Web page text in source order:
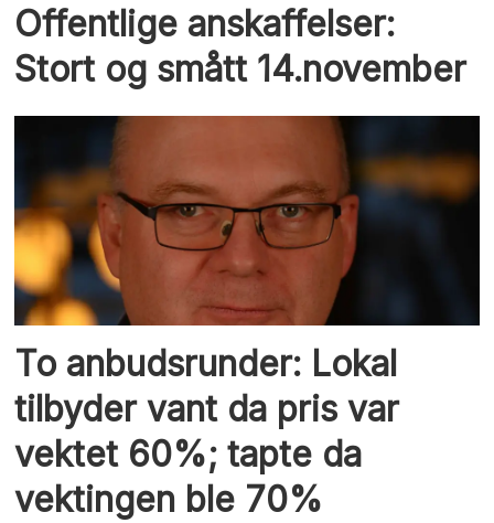
Offentlige anskaffelser:
Stort og smått 14.november
To anbudsrunder: Lokal
tilbyder vant da pris var
vektet 60%; tapte da
vektingen ble 70%